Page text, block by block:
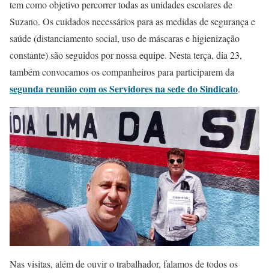
tem como objetivo percorrer todas as unidades escolares de
Suzano. Os cuidados necessários para as medidas de segurança e
saúde (distanciamento social, uso de máscaras e higienização
constante) são seguidos por nossa equipe. Nesta terça, dia 23,
também convocamos os companheiros para participarem da
segunda reunião com os Servidores na sede do Sindicato.
Nas visitas, além de ouvir o trabalhador, falamos de todos os